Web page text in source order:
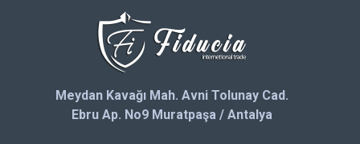
Meydan Kavağı Mah. Avni Tolunay Cad.
Ebru Ap. No9 Muratpaşa / Antalya